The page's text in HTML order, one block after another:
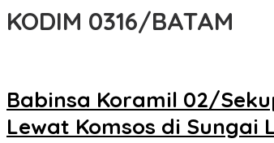
KODIM 0316/BATAM
Babinsa Koramil 02/
Lewat Komsos di Sungai